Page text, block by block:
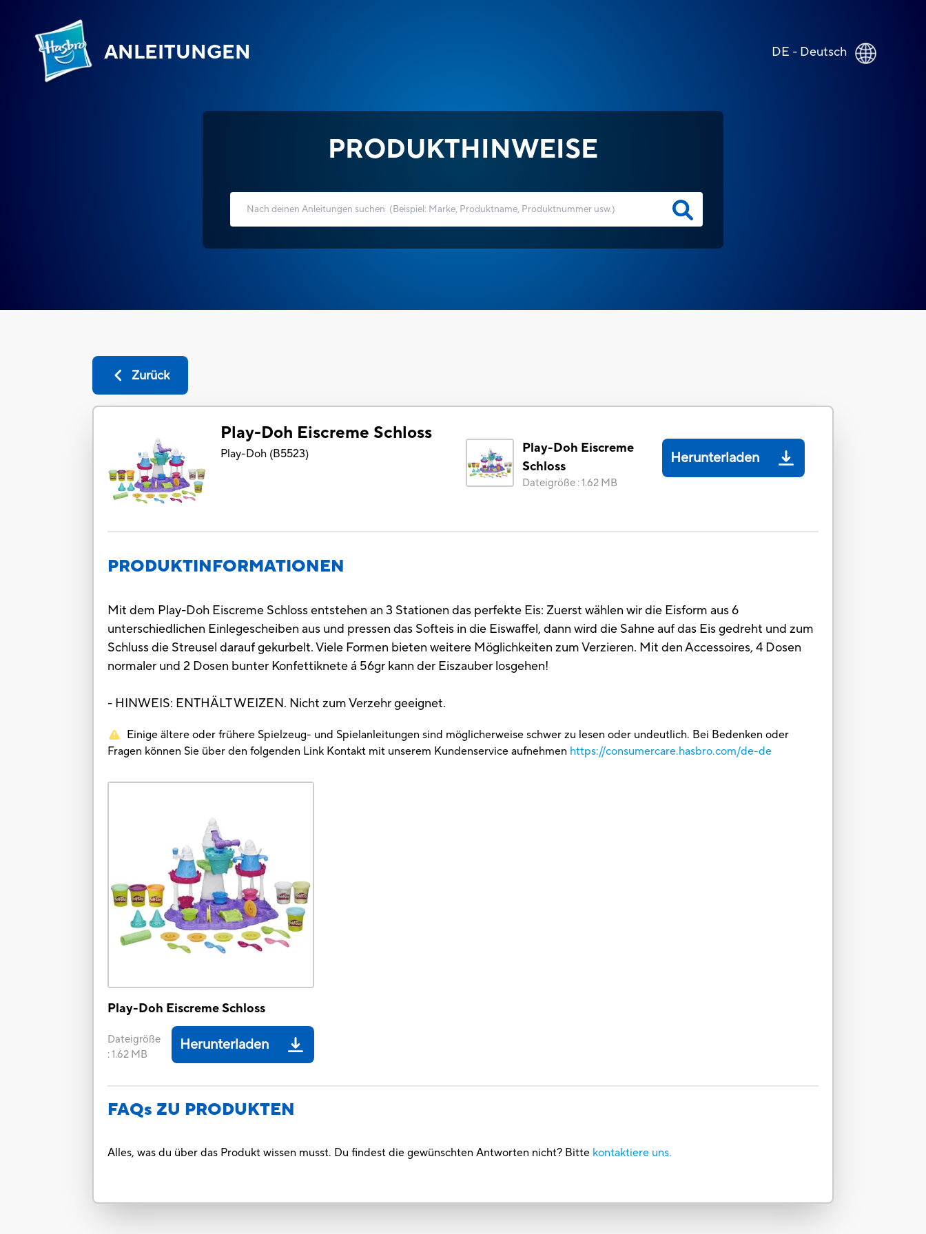
ANLEITUNGEN DE - Deutsch
PRODUKTHINWEISE
Zurück
Play-Doh Eiscreme Schloss
Play-Doh (B5523)
Play-Doh Eiscreme
Schloss
Dateigröße :1.62 MB
Herunterladen
PRODUKTINFORMATIONEN
Mit dem Play-Doh Eiscreme Schloss entstehen an 3 Stationen das perfekte Eis: Zuerst wählen wir die Eisform aus 6
unterschiedlichen Einlegescheiben aus und pressen das Softeis in die Eiswaffel, dann wird die Sahne auf das Eis gedreht und zum
Schluss die Streusel darauf gekurbelt. Viele Formen bieten weitere Möglichkeiten zum Verzieren. Mit den Accessoires, 4 Dosen
normaler und 2 Dosen bunter Konfettiknete á 56gr kann der Eiszauber losgehen!
- HINWEIS: ENTHÄLT WEIZEN. Nicht zum Verzehr geeignet.
Einige ältere oder frühere Spielzeug- und Spielanleitungen sind möglicherweise schwer zu lesen oder undeutlich. Bei Bedenken oder
Fragen können Sie über den folgenden Link Kontakt mit unserem Kundenservice aufnehmen https://consumercare.hasbro.com/de-de
Play-Doh Eiscreme Schloss
Dateigröße
:1.62 MB
Herunterladen
FAQs ZU PRODUKTEN
Alles, was du über das Produkt wissen musst. Du findest die gewünschten Antworten nicht? Bitte kontaktiere uns.